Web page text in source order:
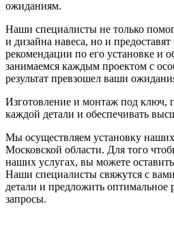
ожиданиям.
Наши специалисты не только
и дизайна навеса, но и
рекомендации по его установке
занимаемся каждым проектом с
результат превзошел ваши
Изготовление и монтаж под ключ,
каждой детали и обеспечивать
Мы осуществляем установку
Московской области. Для того
наших услугах, вы можете
Наши специалисты свяжутся с
детали и предложить
запросы.